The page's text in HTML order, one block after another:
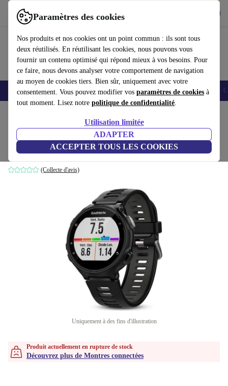
Paramètres des cookies
Nos produits et nos cookies ont un point commun : ils sont tous
deux réutilisés. En réutilisant les cookies, nous pouvons vous
fournir un contenu optimisé qui répond mieux à vos besoins. Pour
ce faire, nous devons analyser votre comportement de navigation
au moyen de cookies tiers. Bien sûr, uniquement avec votre
consentement. Vous pouvez modifier vos paramètres de cookies à
tout moment. Lisez notre politique de confidentialité.
Utilisation limitée
ADAPTER
ACCEPTER TOUS LES COOKIES
Utilisez refurbed rapidement et facilement
Smartphones Laptops Tablettes Montres connectées Accessoires
Garmin Forerunner 735XT (2016)
noir | gris
(Collecte d'avis)
Uniquement à des fins d'illustration
Produit actuellement en rupture de stock
Découvrez plus de Montres connectées